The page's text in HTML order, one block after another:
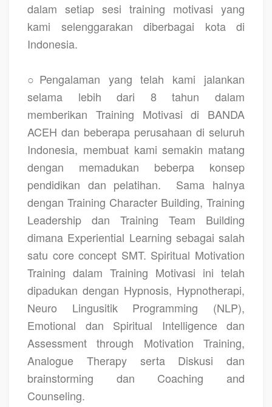
dalam setiap sesi training motivasi yang
kami selenggarakan diberbagai kota di
Indonesia.
○Pengalaman yang telah kami jalankan
selama lebih dari 8 tahun dalam
memberikan Training Motivasi di BANDA
ACEH dan beberapa perusahaan di seluruh
Indonesia, membuat kami semakin matang
dengan memadukan beberpa konsep
pendidikan dan pelatihan.
Sama halnya
dengan Training Character Building, Training
Leadership dan Training Team Building
dimana Experiential Learning sebagai salah
satu core concept SMT. Spiritual Motivation
Training dalam Training Motivasi ini telah
dipadukan dengan Hypnosis, Hypnotherapi,
Neuro Lingusitik Programming (NLP),
Emotional dan Spiritual Intelligence dan
Assessment through Motivation Training,
Analogue Therapy serta Diskusi dan
brainstorming dan Coaching and
Counseling.